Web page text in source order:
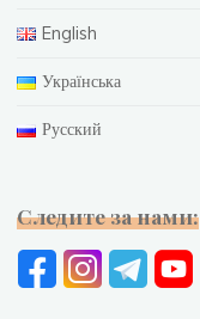
English
Українська
Русский
Следите за нами: